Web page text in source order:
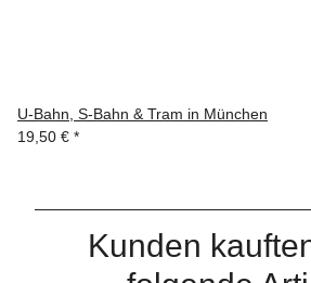
U-Bahn, S-Bahn & Tram in München
19,50 € *
Kunden